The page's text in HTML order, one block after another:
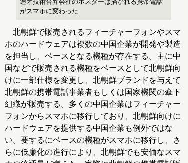
逓オ技術合弁会社のポスターは描かれる携帯電話
がスマホに変わった
北朝鮮で販売されるフィーチャーフォンやスマ
ホのハードウェアは複数の中国企業が開発や製造
を担当し、ベースとなる機種が存在する。主に中
国などで販売される機種をベースとして北朝鮮向
けに一部仕様を変更し、北朝鮮ブランドを与えて
北朝鮮の携帯電話事業者もしくは国家機関の傘下
組織が販売する。多くの中国企業はフィーチャー
フォンからスマホに移行しており、北朝鮮向けに
ハードウェアを提供する中国企業も例外ではな
い。要するにベースの機種がスマホに移行し、さ
らに低廉化の進行により、北朝鮮でも安価なスマ